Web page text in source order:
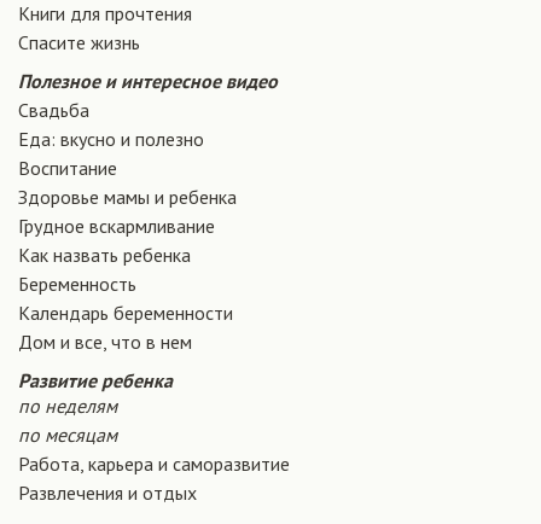
Книги для прочтения
Спасите жизнь
Полезное и интересное видео
Свадьба
Еда: вкусно и полезно
Воспитание
Здоровье мамы и ребенка
Грудное вскармливание
Как назвать ребенка
Беременность
Календарь беременности
Дом и все, что в нем
Развитие ребенка
по неделям
по месяцам
Работа, карьера и саморазвитие
Развлечения и отдых